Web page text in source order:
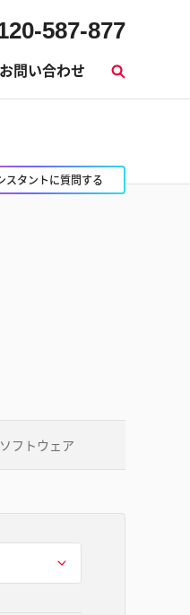
587-877
お問い合わせ
索
スタントに質問する
ソフトウェア